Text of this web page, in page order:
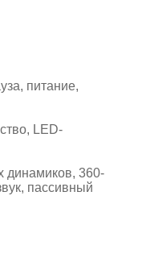
питание,
LED-
динамиков, 360-
пассивный